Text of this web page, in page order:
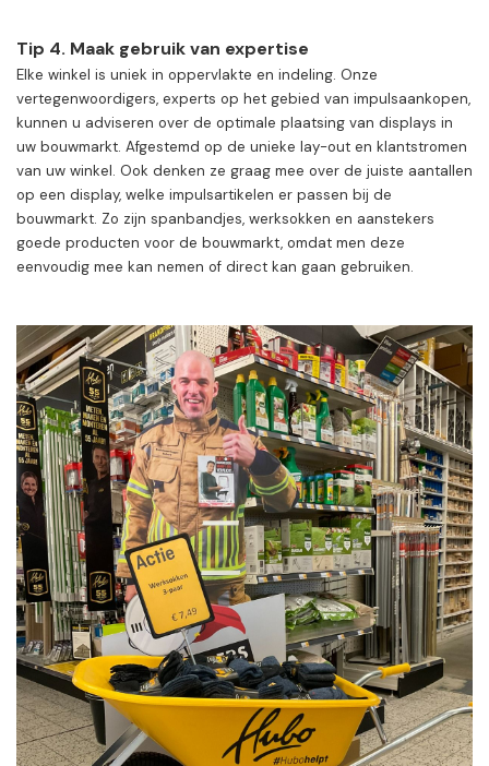
Tip 4. Maak gebruik van expertise
Elke winkel is uniek in oppervlakte en indeling. Onze
vertegenwoordigers, experts op het gebied van impulsaankopen,
kunnen u adviseren over de optimale plaatsing van displays in
uw bouwmarkt. Afgestemd op de unieke lay-out en klantstromen
van uw winkel. Ook denken ze graag mee over de juiste aantallen
op een display, welke impulsartikelen er passen bij de
bouwmarkt. Zo zijn spanbandjes, werksokken en aanstekers
goede producten voor de bouwmarkt, omdat men deze
eenvoudig mee kan nemen of direct kan gaan gebruiken.